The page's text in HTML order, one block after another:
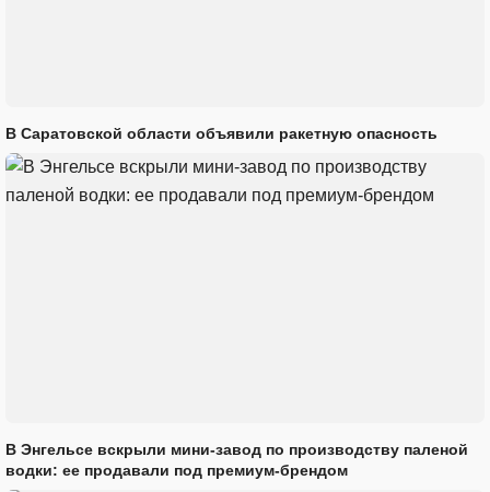
В Саратовской области объявили ракетную опасность
В Энгельсе вскрыли мини-завод по производству паленой
водки: ее продавали под премиум-брендом